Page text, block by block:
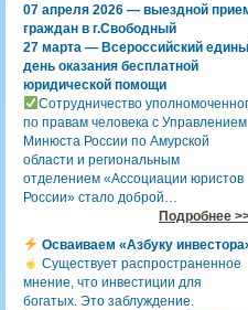
07 апреля 2026 — выездной
граждан в г.Свободный
27 марта — Всероссийский
день оказания бесплатной
юридической помощи
Сотрудничество
по правам человека с Управлением
Минюста России по Амурской
области и региональным
отделением «Ассоциации юристов
России» стало доброй…
Подробнее
Осваиваем «Азбуку
Существует распространенное
мнение, что инвестиции для
богатых. Это заблуждение.